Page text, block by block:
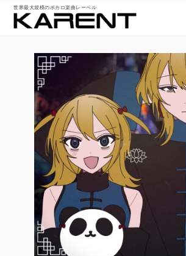
世界最大規模のボカロ楽曲レーベル